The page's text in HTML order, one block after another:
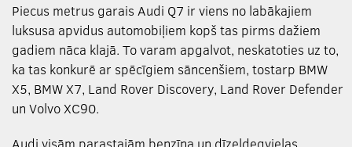
Piecus metrus garais Audi Q7 ir viens no labākajiem
luksusa apvidus automobiļiem kopš tas pirms dažiem
gadiem nāca klajā. To varam apgalvot, neskatoties uz to,
ka tas konkurē ar spēcīgiem sāncenšiem, tostarp BMW
X5, BMW X7, Land Rover Discovery, Land Rover Defender
un Volvo XC90.
Audi visām parastajām benzīna un dīzeļdegvielas